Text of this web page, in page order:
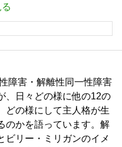
障害・解離性同一性障害
、日々どの様に他の12の
どの様にして主人格が生
のかを語っています。解
ビリー・ミリガンのイメ